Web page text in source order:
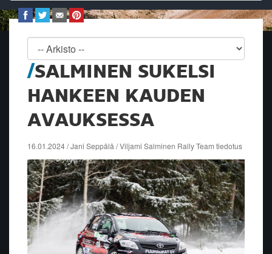
SALMINEN SUKELSI
HANKEEN KAUDEN
AVAUKSESSA
16.01.2024 / Jani Seppälä / Viljami Salminen Rally Team tiedotus